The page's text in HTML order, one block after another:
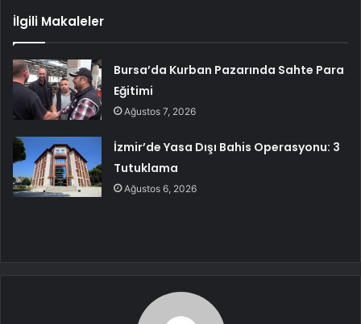
İlgili Makaleler
Bursa’da Kurban Pazarında Sahte Para
Eğitimi
Ağustos 7, 2026
İzmir’de Yasa Dışı Bahis Operasyonu: 3
Tutuklama
Ağustos 6, 2026